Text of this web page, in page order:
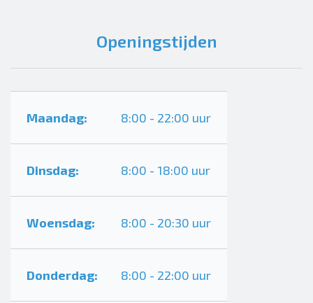
Openingstijden
Maandag: 8:00 - 22:00 uur
Dinsdag: 8:00 - 18:00 uur
Woensdag: 8:00 - 20:30 uur
Donderdag: 8:00 - 22:00 uur